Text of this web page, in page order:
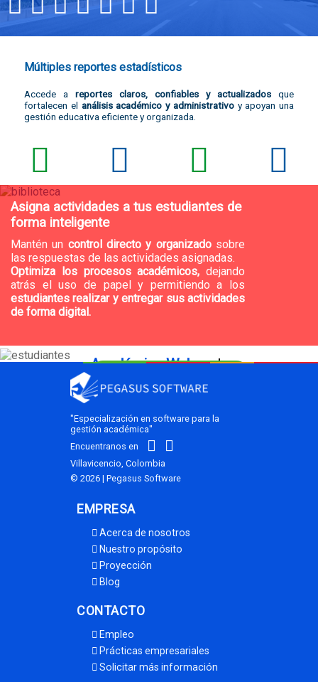
Múltiples reportes estadísticos
Accede a reportes claros, confiables y actualizados que
fortalecen el análisis académico y administrativoy apoyan una
gestión educativa eficiente y organizada.
Asigna actividades a tus estudiantes de
forma inteligente
Mantén un control directo y organizadosobre
las respuestas de las actividades asignadas.
Optimiza los procesos académicos, dejando
atrás el uso de papel y permitiendo a los
estudiantes realizar y entregar sus actividades
de forma digital.
Académica Webes la
mejoropción para tucolegio
"Especialización en software para la
gestión académica"
Encuentranos en
Villavicencio, Colombia
© 2026 | Pegasus Software
EMPRESA
Acerca de nosotros
Nuestro propósito
Proyección
Blog
CONTACTO
Empleo
Prácticas empresariales
Solicitar más información